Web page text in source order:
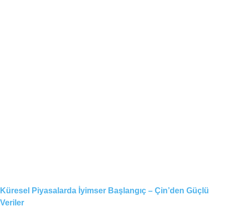
Küresel Piyasalarda İyimser Başlangıç – Çin’den Güçlü
Veriler